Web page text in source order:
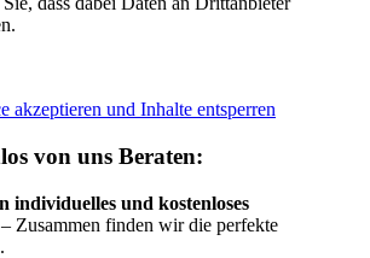
akzeptieren und Inhalte entsperren
von uns Beraten:
individuelles und kostenloses
– Zusammen finden wir die perfekte